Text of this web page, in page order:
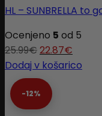
HL – SUNBRELLA to
Ocenjeno 5 od 5
25.99€22.87€
Dodaj v košarico
-12%